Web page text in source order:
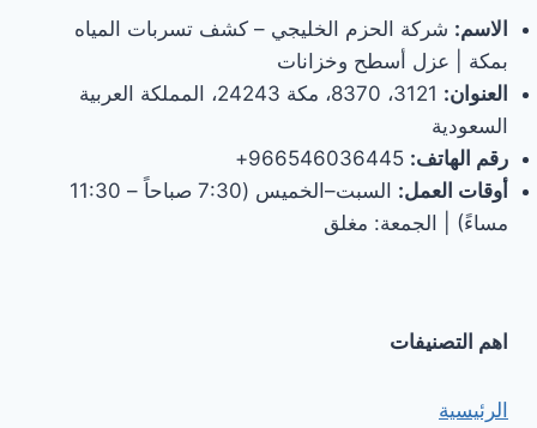
الاسم: شركة الحزم الخليجي – كشف تسربات المياه
بمكة | عزل أسطح وخزانات
العنوان:
3121، 8370، مكة 24243، المملكة العربية
السعودية
رقم الهاتف:
أوقات العمل:
السبت–الخميس (7:30 صباحاً – 11:30
مساءً) | الجمعة: مغلق
اهم التصنيفات
الرئيسية